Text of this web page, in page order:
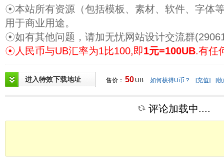
☉本站所有资源（包括模板、素材、软件、字体
用于商业用途。
☉如有其他问题，请加无忧网站设计交流群
☉人民币与UB汇率为1比100,即1元=100UB.有任
进入特效下载地址 售价： 50 UB 如何获得U币？ [充值] [
评论加载中....